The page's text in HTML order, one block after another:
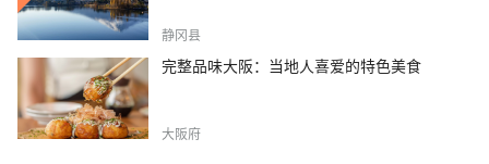
静冈县
完整品味大阪：当地人喜爱的特色美食
大阪府